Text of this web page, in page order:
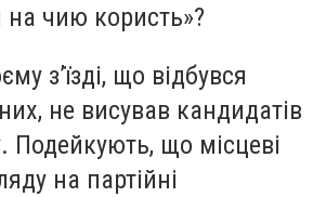
на чию користь»?
з’їзді, що відбувся
не висував кандидатів
Подейкують, що місцеві
на партійні